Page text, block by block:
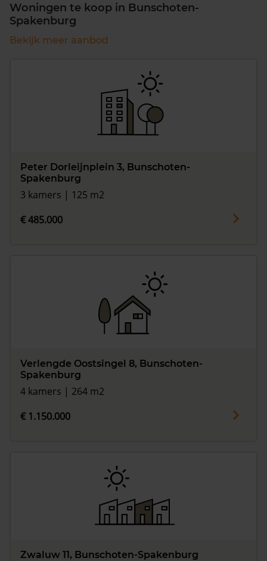
Woningen te koop in Bunschoten-
Spakenburg
Bekijk meer aanbod
Peter Dorleijnplein 3, Bunschoten-
Spakenburg
3 kamers | 125 m2
€ 485.000
Verlengde Oostsingel 8, Bunschoten-
Spakenburg
4 kamers | 264 m2
€ 1.150.000
Zwaluw 11, Bunschoten-Spakenburg